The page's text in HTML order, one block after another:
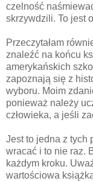
czelność
skrzywdzili. To jest
Przeczytałam
znaleźć na końcu
amerykańskich
zapoznają się z
wyboru. Moim
ponieważ należy
człowieka, a jeśli
Jest to jedna z tych
wracać i to nie raz.
każdym kroku.
wartościowa